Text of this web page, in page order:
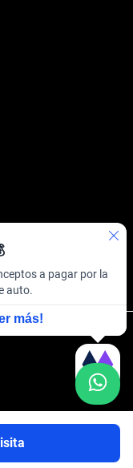
a pagar por la
auto.
más!
- Capulhuac, No. 1 Col.